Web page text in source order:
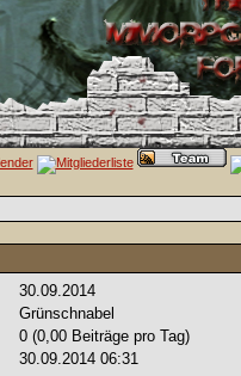
30.09.2014
Grünschnabel
0 (0,00 Beiträge pro Tag)
30.09.2014 06:31